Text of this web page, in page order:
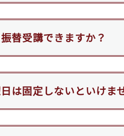
替受講できますか？
は固定しないといけま